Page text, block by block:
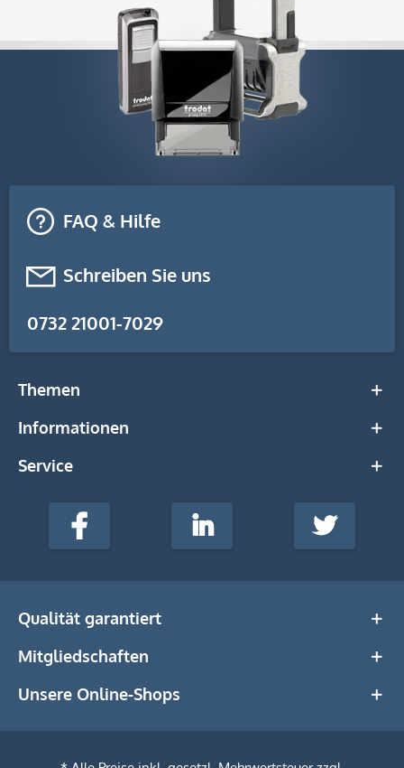
FAQ & Hilfe
Schreiben Sie uns
0732 21001-7029
Themen
Informationen
Service
stempel-
Media
Facebook LinkedIn Twitter
Qualität garantiert
Mitgliedschaften
Unsere Online-Shops